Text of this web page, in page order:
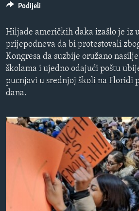
Idi
pretragu
SJEDINJENE AMERIČKE DRŽAVE
BOSNA I HERCEGOVINA
SVIJET
NAUKA I TEHNOLOGIJA
SPECIJALNI PROJEKTI
KORUPCIJA
SLOBODA MEDIJA
ŽENSKA STRANA
IZBJEGLIČKA STRANA
O GLASU AMERIKE
Learning English
PRATITE NAS
Hiljade američkih đaka izašlo je iz
prijepodneva da bi protestovali
Kongresa da suzbije oružano
školama i ujedno odajući poštu
pucnjavi u srednjoj školi na Floridi
dana.
Podijeli